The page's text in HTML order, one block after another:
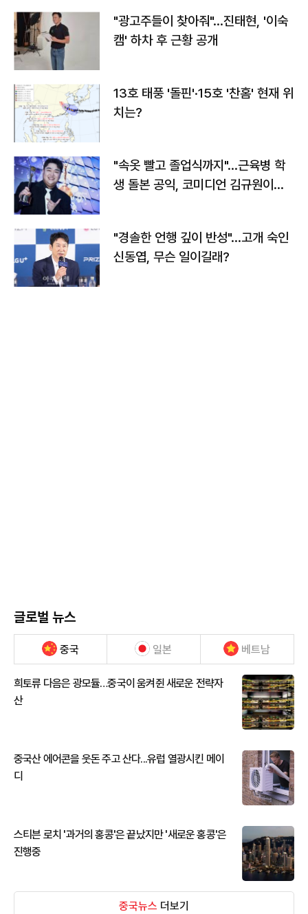
"광고주들이 찾아줘"…진태현, '이숙
캠' 하차 후 근황 공개
13호 태풍 '돌핀'·15호 '찬홈' 현재 위
치는?
"속옷 빨고 졸업식까지"…근육병 학
생 돌본 공익, 코미디언 김규원이었
"경솔한 언행 깊이 반성"…고개 숙인
신동엽, 무슨 일이길래?
글로벌 뉴스
중국 일본 베트남
희토류 다음은 광모듈…중국이 움켜쥔 새로운 전략자
산
중국산 에어콘을 웃돈 주고 산다...유럽 열광시킨 메이
디
스티븐 로치 '과거의 홍콩'은 끝났지만 '새로운 홍콩'은
진행중
중국뉴스 더보기